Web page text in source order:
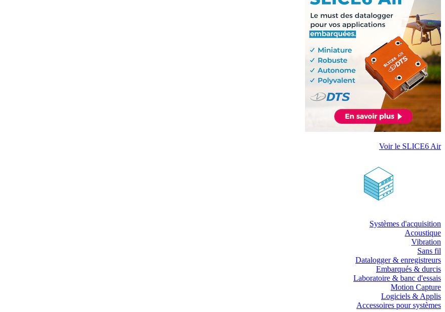
Voir le SLICE6 Air
Systèmes d'acquisition
Acoustique
Vibration
Sans fil
Datalogger & enregistreurs
Embarqués & durcis
Laboratoire & banc d'essais
Motion Capture
Logiciels & Applis
Accessoires pour systèmes